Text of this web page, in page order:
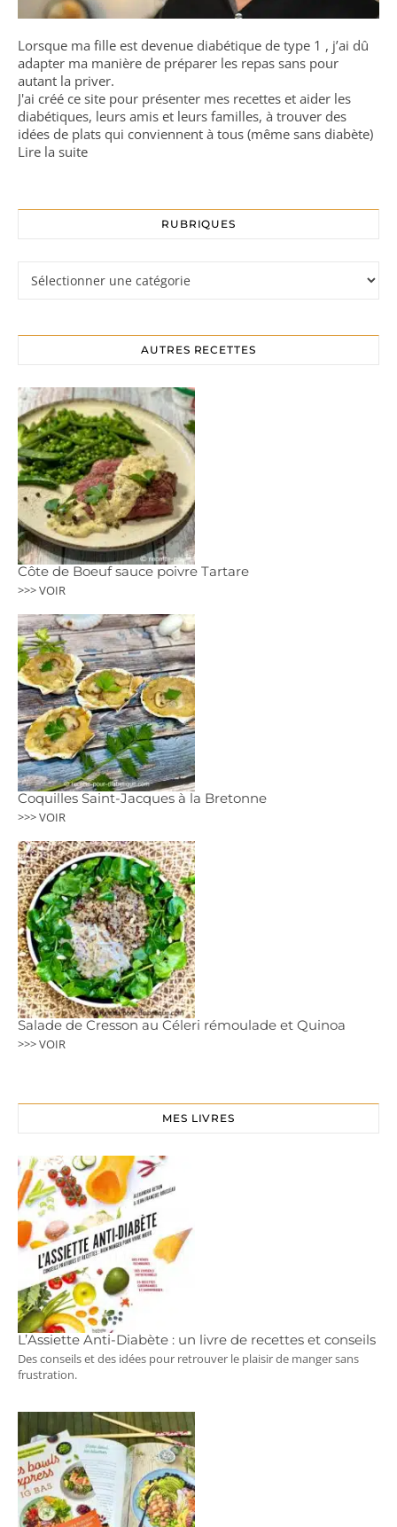
Lorsque ma fille est devenue diabétique de type 1 , j’ai dû
adapter ma manière de préparer les repas sans pour
autant la priver.
J'ai créé ce site pour présenter mes recettes et aider les
diabétiques, leurs amis et leurs familles, à trouver des
idées de plats qui conviennent à tous (même sans diabète)
Lire la suite
RUBRIQUES
AUTRES RECETTES
Côte de Boeuf sauce poivre Tartare
>>> VOIR
Coquilles Saint-Jacques à la Bretonne
>>> VOIR
Salade de Cresson au Céleri rémoulade et Quinoa
>>> VOIR
MES LIVRES
L’Assiette Anti-Diabète : un livre de recettes et conseils
Des conseils et des idées pour retrouver le plaisir de manger sans
frustration.